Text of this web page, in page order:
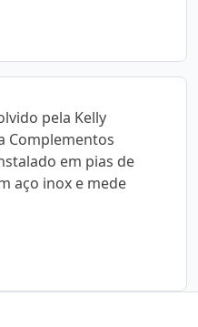
pela Kelly
Complementos
em pias de
aço inox e mede